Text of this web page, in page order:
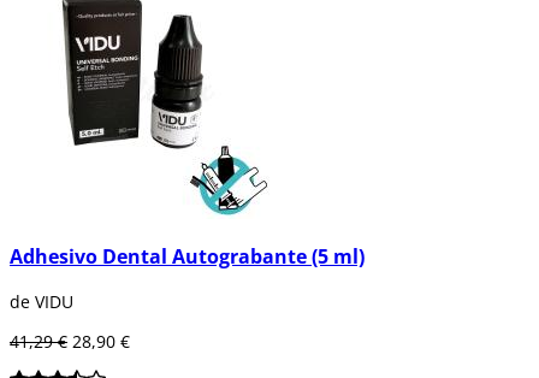
Adhesivo Dental Autograbante (5 ml)
de VIDU
41,29 € 28,90 €